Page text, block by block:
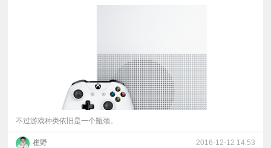
不过游戏种类依旧是一个瓶颈。
崔野 2016-12-12 14:53